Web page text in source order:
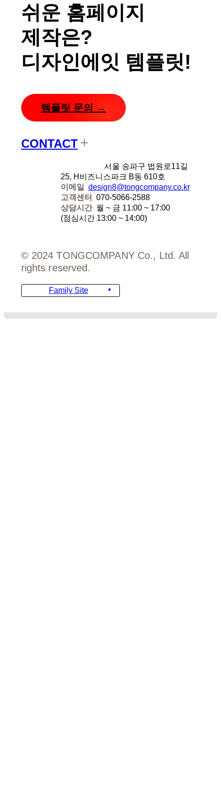
쉬운 홈페이지
제작은?
디자인에잇 템플릿!
템플릿 문의 →
CONTACT
서울 송파구 법원로11길
25, H비즈니스파크 B동 610호
이메일
design8@tongcompany.co.kr
고객센터
070-5066-2588
상담시간 월 ~ 금 11:00 ~ 17:00
(점심시간 13:00 ~ 14:00)
© 2024 TONGCOMPANY Co., Ltd. All
rights reserved.
Family Site